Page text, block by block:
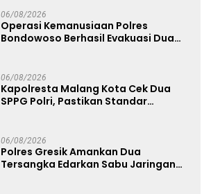
06/08/2026
Operasi Kemanusiaan Polres
Bondowoso Berhasil Evakuasi Dua
06/08/2026
Kapolresta Malang Kota Cek Dua
SPPG Polri, Pastikan Standar
06/08/2026
Polres Gresik Amankan Dua
Tersangka Edarkan Sabu Jaringan